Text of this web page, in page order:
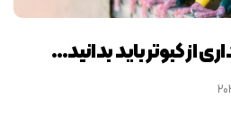
از کبوتر باید بدانید…